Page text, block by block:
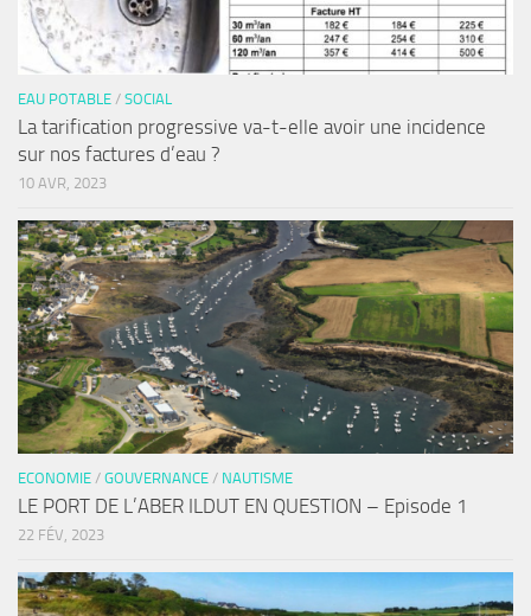
EAU POTABLE / SOCIAL
La tarification progressive va-t-elle avoir une incidence
sur nos factures d’eau ?
10 AVR, 2023
ECONOMIE / GOUVERNANCE / NAUTISME
LE PORT DE L’ABER ILDUT EN QUESTION – Episode 1
22 FÉV, 2023